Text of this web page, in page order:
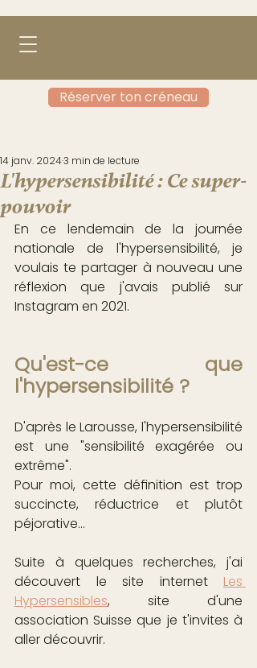
Réserver ton créneau
L'hypersensibilité : Ce super-
pouvoir
14 janv. 20243 min de lecture
En ce lendemain de la journée
nationale de l'hypersensibilité, je
voulais te partager à nouveau une
réflexion que j'avais publié sur
Instagram en 2021.
Qu'est-ce que
l'hypersensibilité ?
D'après le Larousse, l'hypersensibilité
est une "sensibilité exagérée ou
extrême".
Pour moi, cette définition est trop
succincte, réductrice et plutôt
péjorative...
Suite à quelques recherches, j'ai
découvert le site internet Les
Hypersensibles, site d'une
association Suisse que je t'invites à
aller découvrir.